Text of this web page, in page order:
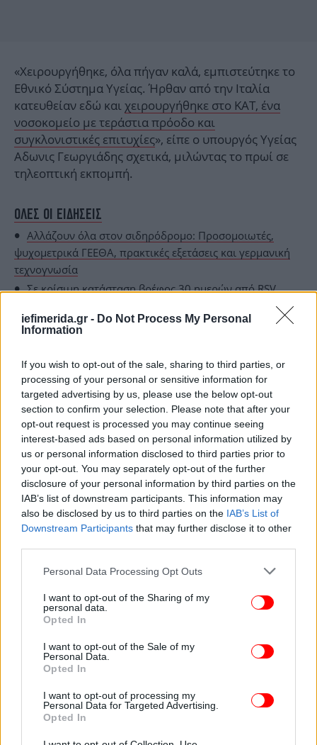
iefimerida.gr - Do Not Process My Personal
Information
If you wish to opt-out of the sale, sharing to third parties, or
processing of your personal or sensitive information for
targeted advertising by us, please use the below opt-out
section to confirm your selection. Please note that after your
opt-out request is processed you may continue seeing
interest-based ads based on personal information utilized by
us or personal information disclosed to third parties prior to
your opt-out. You may separately opt-out of the further
disclosure of your personal information by third parties on the
IAB’s list of downstream participants. This information may
also be disclosed by us to third parties on the IAB’s List of
Downstream Participants that may further disclose it to other
Please note that this website/app uses one or more Google
not limited to your visit or usage behaviour. You may click to
grant or deny consent to Google and its third-party tags to
use your data for below specified purposes in below Google
consent section.
Personal Data Processing Opt Outs
I want to opt-out of the Sharing of my
personal data.
Opted In
I want to opt-out of the Sale of my
Personal Data.
Opted In
I want to opt-out of processing my
Personal Data for Targeted Advertising.
Opted In
«Χειρουργήθηκε, όλα πήγαν καλά, εμπιστεύτηκε το
Εθνικό Σύστημα Υγείας. Ήρθαν από την Ιταλία
κατευθείαν εδώ καιχειρουργήθηκε στο ΚΑΤ, ένα
νοσοκομείο με τεράστια πρόοδο και
συγκλονιστικές επιτυχίες», είπε ο υπουργός Υγείας
Αδωνις Γεωργιάδης σχετικά, μιλώντας το πρωί σε
τηλεοπτική εκπομπή.
ΟΛΕΣ ΟΙ ΕΙΔΗΣΕΙΣ
Αλλάζουν όλα στον σιδηρόδρομο: Προσομοιωτές,
ψυχομετρικά ΓΕΕΘΑ, πρακτικές εξετάσεις και γερμανική
τεχνογνωσία
Σε κρίσιμη κατάσταση βρέφος 30 ημερών από RSV
Η ανώνυμη καταγγελία για το οικόπεδο Παναγόπουλου
την ανακαίνιση σπιτιού στην Αρκαδία
ΠΕΡΙΣΣΟΤΕΡΑ ΒΙΝΤΕΟ